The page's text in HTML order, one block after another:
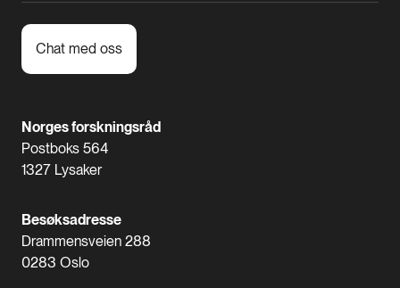
Chat med oss
Norges forskningsråd
Postboks 564
1327 Lysaker
Besøksadresse
Drammensveien 288
0283 Oslo